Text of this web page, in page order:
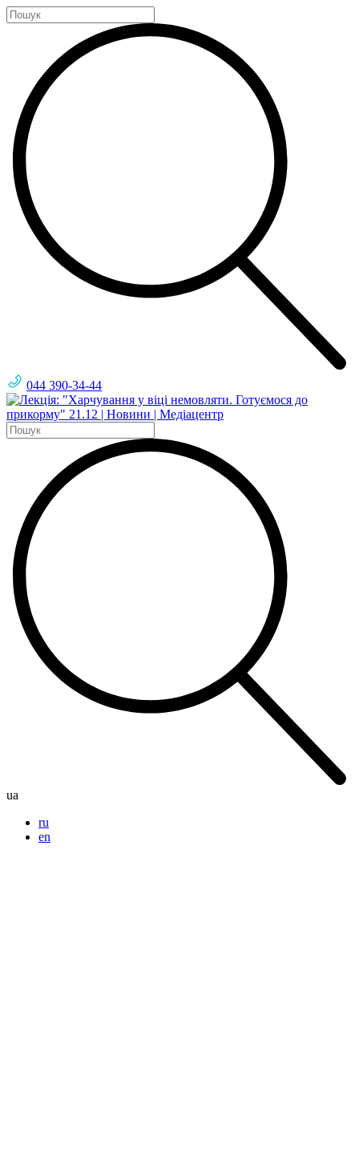
044 390-34-44
ua
ru
en